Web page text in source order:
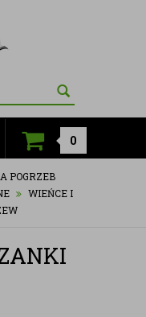
0
POGRZEB
WIEŃCE I